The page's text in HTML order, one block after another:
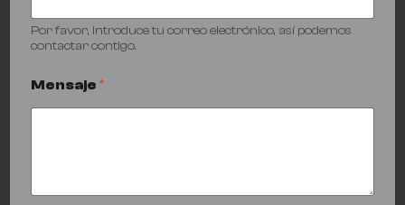
Por favor, introduce tu correo electrónico, así podemos
contactar contigo.
Mensaje *